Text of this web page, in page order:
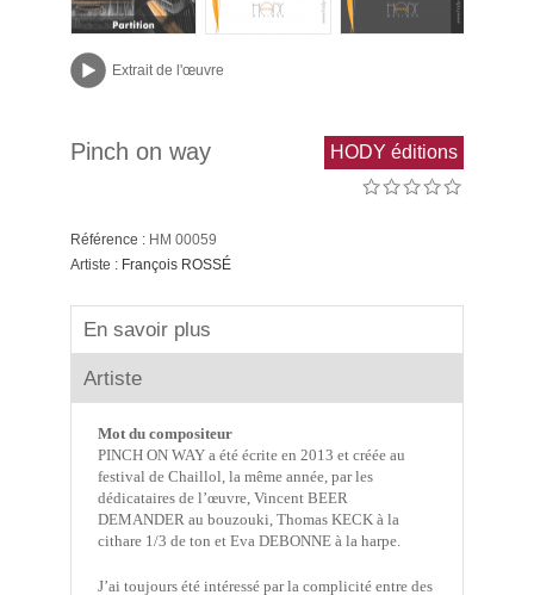
Extrait de l'œuvre
Pinch on way HODY éditions
Référence : HM 00059
Artiste : François ROSSÉ
En savoir plus
Artiste
Mot du compositeur
PINCH ON WAY a été écrite en 2013 et créée au
festival de Chaillol, la même année, par les
dédicataires de l’œuvre, Vincent BEER
DEMANDER au bouzouki, Thomas KECK à la
cithare 1/3 de ton et Eva DEBONNE à la harpe.
J’ai toujours été intéressé par la complicité entre des